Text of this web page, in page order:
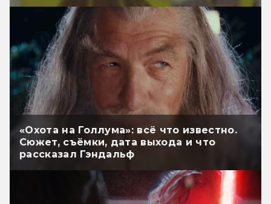
«Охота на Голлума»: всё что известно.
Сюжет, съёмки, дата выхода и что
рассказал Гэндальф